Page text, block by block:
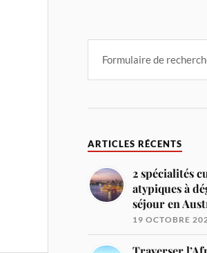
ARTICLES RÉCENTS
2 spécialités
atypiques à
séjour en
19 OCTOBRE